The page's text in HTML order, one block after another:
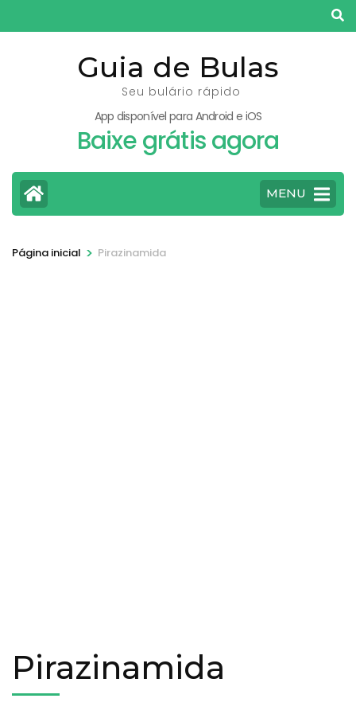
para
Guia de Bulas
Seu bulário rápido
App disponível para Android e iOS
Baixe grátis agora
MENU
Página inicial > Pirazinamida
Pirazinamida